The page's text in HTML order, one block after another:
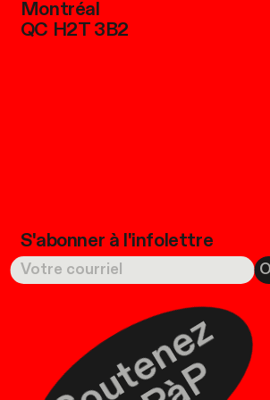
Montréal
QC H2T 3B2
S'abonner à l'infolettre